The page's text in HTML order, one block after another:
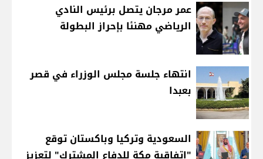
عمر مرجان يتصل برئيس النادي
الرياضي مهنئا بإحراز البطولة
انتهاء جلسة مجلس الوزراء في قصر
بعبدا
السعودية وتركيا وباكستان توقع
"اتفاقية مكة للدفاع المشترك" لتعزيز